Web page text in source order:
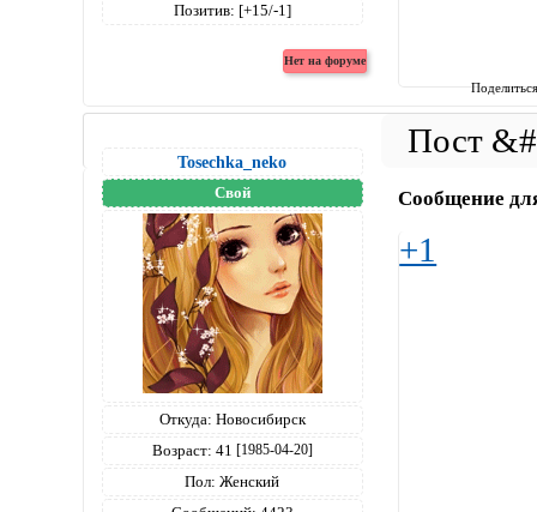
Позитив: [+15/-1]
Tosechka_neko
Свой
Откуда: Новосибирск
Возраст: 41 [1985-04-20]
Пол: Женский
Сообщение
+1